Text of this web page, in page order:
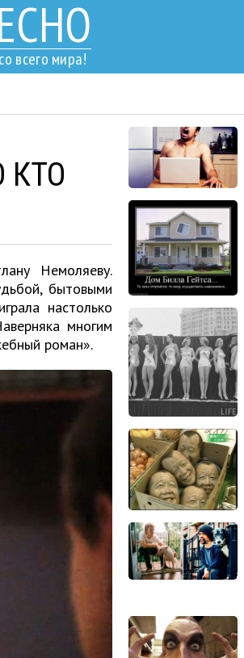
всего мира!
КТО
Немоляеву.
бытовыми
настолько
многим
роман».